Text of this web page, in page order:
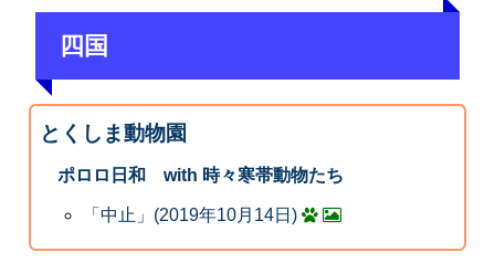
四国
とくしま動物園
ポロロ日和 with 時々寒帯動物たち
「中止」(2019年10月14日)